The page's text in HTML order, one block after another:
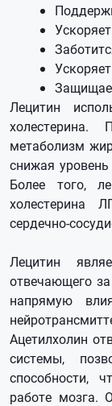
Лецитин
метаболизм
снижая
Более того,
холестерина
сердечно-
Лецитин
отвечающего
напрямую
Ацетилхолин
системы,
способности,
работе мозга.